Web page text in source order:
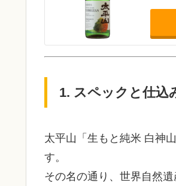
1. スペックと仕込
太平山「生もと純米 白神
す。
その名の通り、世界自然